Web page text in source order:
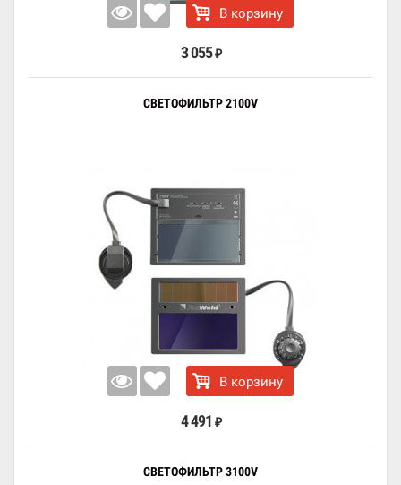
В корзину
3 055 ₽
СВЕТОФИЛЬТР 2100V
В корзину
4 491 ₽
СВЕТОФИЛЬТР 3100V